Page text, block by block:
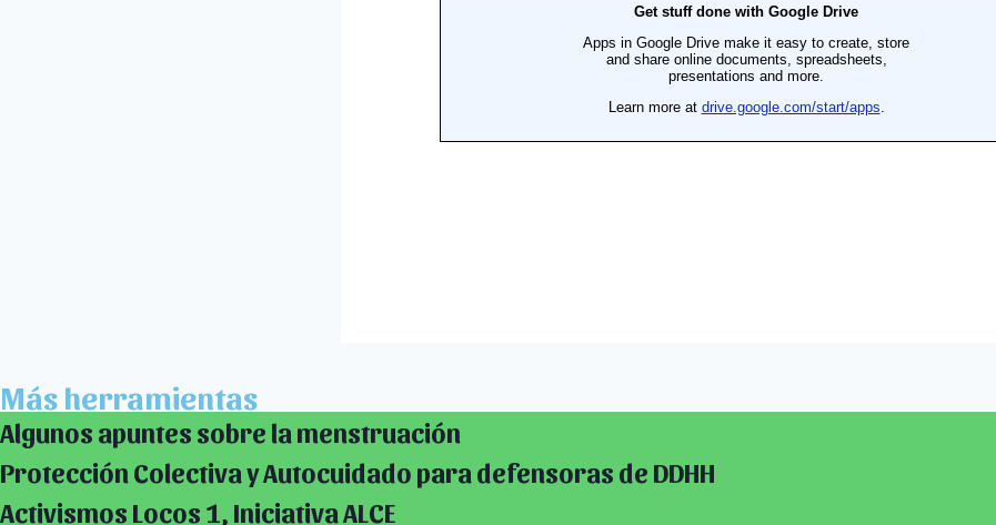
Más herramientas
Algunos apuntes sobre la menstruación
Protección Colectiva y Autocuidado para defensoras de DDHH
Activismos Locos 1, Iniciativa ALCE